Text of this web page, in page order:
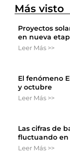
Más visto
Proyectos
en nueva
Leer Más >>
El fenómeno
y octubre
Leer Más >>
Las cifras de
fluctuando en
Leer Más >>